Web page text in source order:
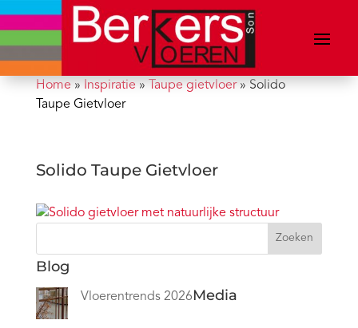
Home» Inspiratie» Taupe gietvloer» Solido
Taupe Gietvloer
Solido Taupe Gietvloer
Zoeken
Blog
Vloerentrends 2026Media